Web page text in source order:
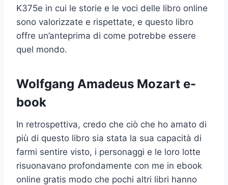
K375e in cui le storie e le voci delle libro online
sono valorizzate e rispettate, e questo libro
offre un’anteprima di come potrebbe essere
quel mondo.
Wolfgang Amadeus Mozart e-
book
In retrospettiva, credo che ciò che ho amato di
più di questo libro sia stata la sua capacità di
farmi sentire visto, i personaggi e le loro lotte
risuonavano profondamente con me in ebook
online gratis modo che pochi altri libri hanno